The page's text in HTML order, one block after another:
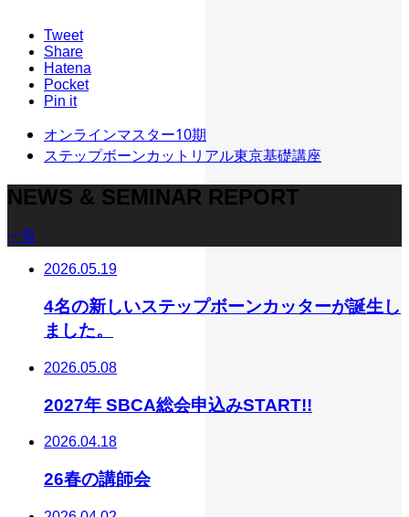
Tweet
Share
Hatena
Pocket
Pin it
オンラインマスター10期
ステップボーンカットリアル東京基礎講座
NEWS & SEMINAR REPORT
一覧
2026.05.19
4名の新しいステップボーンカッターが誕生し
ました。
2026.05.08
2027年 SBCA総会申込みSTART!!
2026.04.18
26春の講師会